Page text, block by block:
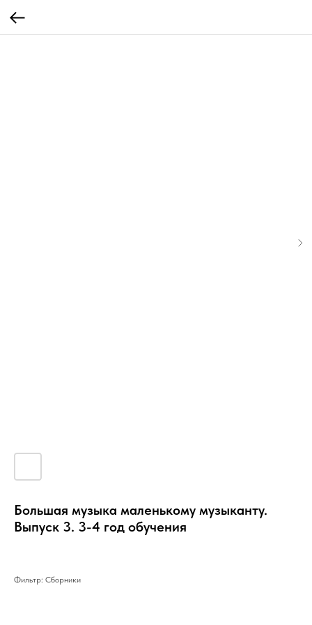
Большая музыка маленькому музыканту.
Выпуск 3. 3-4 год обучения
Фильтр: Сборники